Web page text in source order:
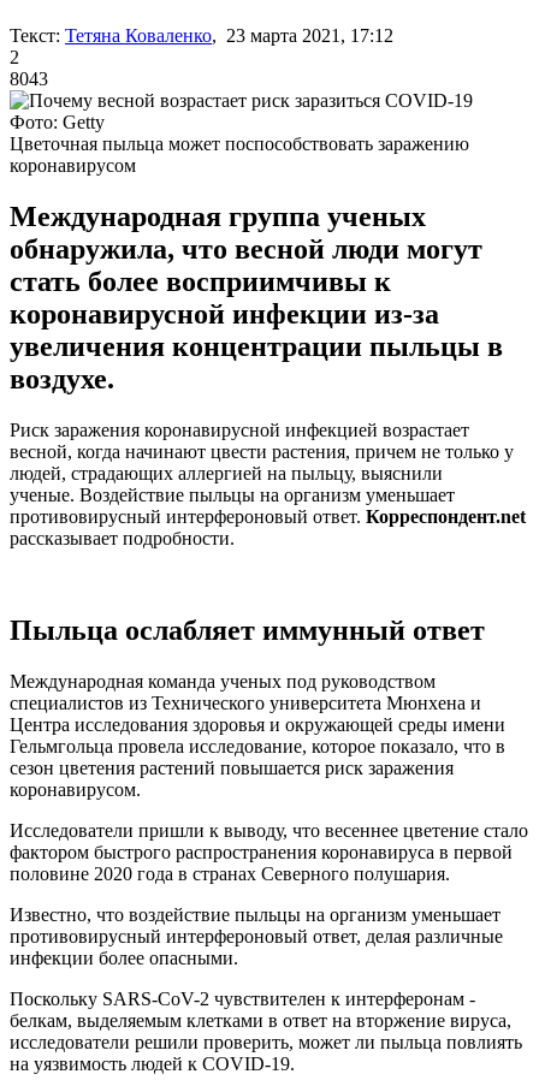
Текст: Тетяна Коваленко, 23 марта 2021, 17:12
2
8043
Фото: Getty
Цветочная пыльца может поспособствовать заражению
коронавирусом
Международная группа ученых
обнаружила, что весной люди могут
стать более восприимчивы к
коронавирусной инфекции из-за
увеличения концентрации пыльцы в
воздухе.
Риск заражения коронавирусной инфекцией возрастает
весной, когда начинают цвести растения, причем не только у
людей, страдающих аллергией на пыльцу, выяснили
ученые. Воздействие пыльцы на организм уменьшает
противовирусный интерфероновый ответ. Корреспондент.net
рассказывает подробности.
Пыльца ослабляет иммунный ответ
Международная команда ученых под руководством
специалистов из Технического университета Мюнхена и
Центра исследования здоровья и окружающей среды имени
Гельмгольца провела исследование, которое показало, что в
сезон цветения растений повышается риск заражения
коронавирусом.
Исследователи пришли к выводу, что весеннее цветение стало
фактором быстрого распространения коронавируса в первой
половине 2020 года в странах Северного полушария.
Известно, что воздействие пыльцы на организм уменьшает
противовирусный интерфероновый ответ, делая различные
инфекции более опасными.
Поскольку SARS-CoV-2 чувствителен к интерферонам -
белкам, выделяемым клетками в ответ на вторжение вируса,
исследователи решили проверить, может ли пыльца повлиять
на уязвимость людей к COVID-19.